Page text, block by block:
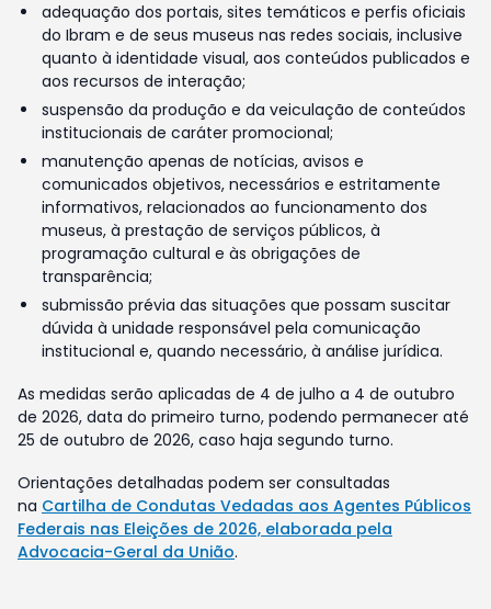
adequação dos portais, sites temáticos e perfis oficiais
do Ibram e de seus museus nas redes sociais, inclusive
quanto à identidade visual, aos conteúdos publicados e
aos recursos de interação;
suspensão da produção e da veiculação de conteúdos
institucionais de caráter promocional;
manutenção apenas de notícias, avisos e
comunicados objetivos, necessários e estritamente
informativos, relacionados ao funcionamento dos
museus, à prestação de serviços públicos, à
programação cultural e às obrigações de
transparência;
submissão prévia das situações que possam suscitar
dúvida à unidade responsável pela comunicação
institucional e, quando necessário, à análise jurídica.
As medidas serão aplicadas de 4 de julho a 4 de outubro
de 2026, data do primeiro turno, podendo permanecer até
25 de outubro de 2026, caso haja segundo turno.
Orientações detalhadas podem ser consultadas
na Cartilha de Condutas Vedadas aos Agentes Públicos
Federais nas Eleições de 2026, elaborada pela
Advocacia-Geral da União.